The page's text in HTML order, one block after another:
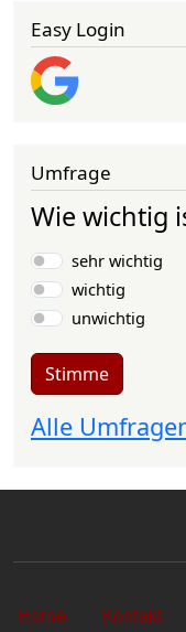
Easy Login
Umfrage
Wie wichtig
sehr wichtig
wichtig
unwichtig
Stimme
Alle
Sekundärlinks
Home Kontakt